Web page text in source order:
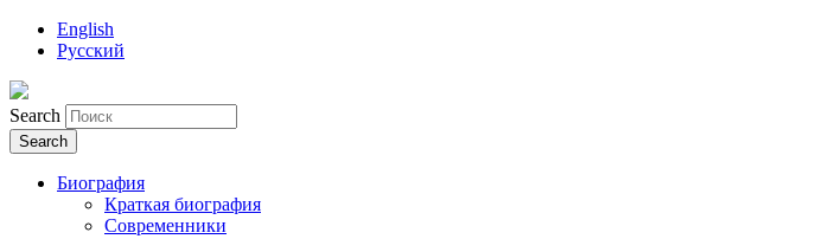
English
Русский
Search
Биография
Краткая биография
Современники